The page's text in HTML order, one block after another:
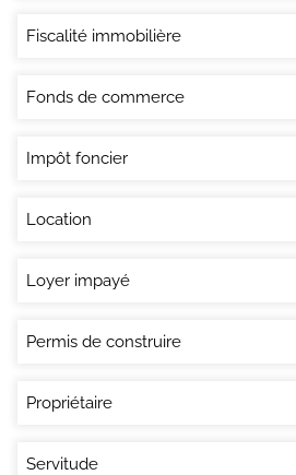
Fiscalité immobilière
Fonds de commerce
Impôt foncier
Location
Loyer impayé
Permis de construire
Propriétaire
Servitude